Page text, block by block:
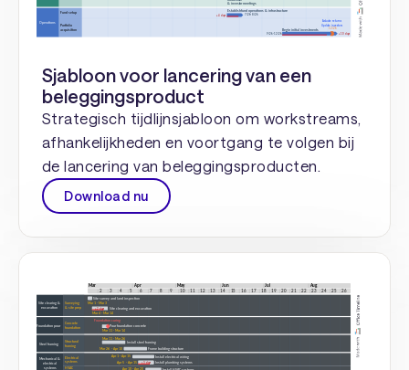
Sjabloon voor lancering van een
beleggingsproduct
Strategisch tijdlijnsjabloon om workstreams,
afhankelijkheden en voortgang te volgen bij
de lancering van beleggingsproducten.
Download nu